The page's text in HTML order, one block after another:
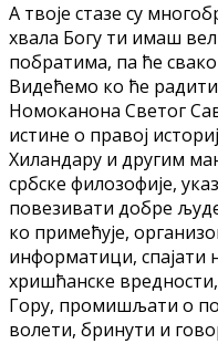
А твоје стазе су
хвала Богу ти имаш
побратима, па ће
Видећемо ко ће
Номоканона Светог
истине о правој
Хиландару и другим
србске филозофије,
повезивати добре
ко примећује,
информатици, спајати
хришћанске
Гору, промишљати о
волети, бринути и